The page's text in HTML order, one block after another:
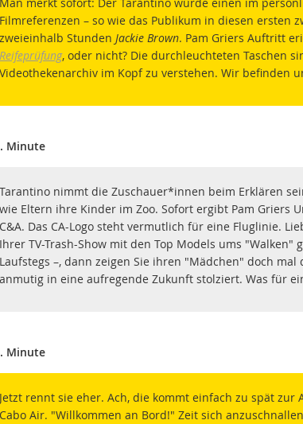
Man merkt sofort: Der Tarantino würde einen im
Filmreferenzen – so wie das Publikum in diesen ersten
zweieinhalb Stunden Jackie Brown. Pam Griers Auftritt
Reifeprüfung, oder nicht? Die durchleuchteten Taschen
Videothekenarchiv im Kopf zu verstehen. Wir befinden
Minute
Tarantino nimmt die Zuschauer*innen beim Erklären
wie Eltern ihre Kinder im Zoo. Sofort ergibt Pam Griers
C&A. Das CA-Logo steht vermutlich für eine Fluglinie.
Ihrer TV-Trash-Show mit den Top Models ums "Walken"
Laufstegs –, dann zeigen Sie ihren "Mädchen" doch mal
anmutig in eine aufregende Zukunft stolziert. Was für
Minute
Jetzt rennt sie eher. Ach, die kommt einfach zu spät zur
Cabo Air. "Willkommen an Bord!" Zeit sich